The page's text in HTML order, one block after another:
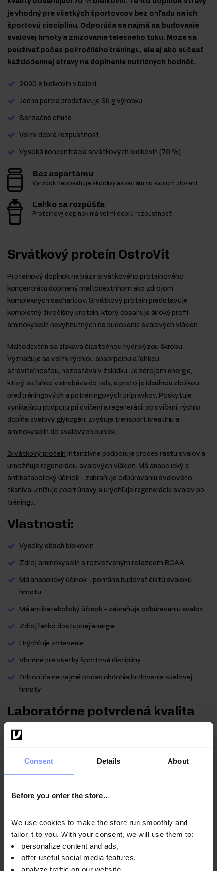
Consent Details About
Before you enter the store...
We use cookies to make the store run smoothly and
tailor it to you. With your consent, we will use them to:
personalize content and ads,
offer useful social media features,
analyze traffic on our website.
kvality obsahujúci 70 % bielkovín. Tento doplnok stravy
je vhodný pre všetkých športovcov bez ohľadu na ich
športovú disciplínu. Odporúča sa najmä na budovanie
svalovej hmoty a znižovanie telesného tuku. Môže sa
používať počas pokročilého tréningu, ale aj ako súčasť
každodennej stravy na doplnenie nutričných hodnôt.
2000 g bielkovín v balení
Jedna porcia predstavuje 30 g výrobku
Senzačné chute
Veľmi dobrá rozpustnosť
Vysoká koncentrácia srvátkových bielkovín (70 %)
Bez aspartámu
Výrobok neobsahuje škodlivý aspartám vo svojom zložení.
Ľahko sa rozpúšťa
Proteínový doplnok má veľmi dobrú rozpustnosť!
Srvátkový proteín OstroVit
Proteínový doplnok na báze srvátkového proteínového
koncentrátu doplnený maltodextrínom ako zdrojom
komplexných sacharidov. Srvátkový proteín predstavuje
kompletný živočíšny proteín, ktorý obsahuje široký profil
aminokyselín nevyhnutných na budovanie svalových vlákien.
Maltodextrín sa získava čiastočnou hydrolýzou škrobu.
Vyznačuje sa veľmi rýchlou absorpciou a ľahkou
stráviteľnosťou, nezostáva v žalúdku. Je zdrojom energie,
ktorý sa ľahko vstrebáva do tela, a preto je ideálnou zložkou
predtréningových a potréningových prípravkov. Poskytuje
vynikajúcu podporu pri cvičení a regenerácii po cvičení, rýchlo
dopĺňa svalový glykogén, zvyšuje transport kreatínu a
aminokyselín do svalových buniek.
Srvátkový proteín intenzívne podporuje proces rastu svalov a
umožňuje regeneráciu svalových vlákien. Má anabolický a
antikatabolický účinok - zabraňuje odbúravaniu svalového
tkaniva. Znižuje pocit únavy a urýchľuje regeneráciu svalov po
tréningu.
Vlastnosti:
Vysoký obsah bielkovín
Zdroj aminokyselín s rozvetveným reťazcom BCAA
Má anabolický účinok - pomáha budovať čistú svalovú
hmotu
Má antikatabolický účinok - zabraňuje odbúravaniu svalov
Zdroj ľahko dostupnej energie
Urýchľuje zotavenie
Vhodné pre všetky športové disciplíny
Odporúča sa najmä počas obdobia budovania svalovej
hmoty
Laboratórne potvrdená kvalita
V záujme zdravia našich zákazníkov sa naše výrobky
laboratóriu, aby sa zabezpečila a udržala najvyššia
OstroVit Whey Protein lieskový orech - testovanie na
ťažké kovy 27.04.2021